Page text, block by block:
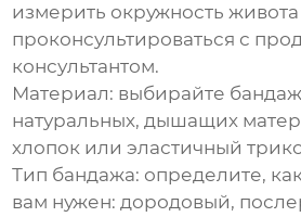
измерить окружность живота
проконсультироваться с
консультантом.
Материал: выбирайте
натуральных, дышащих
хлопок или эластичный
Тип бандажа: определите,
вам нужен: дородовый,